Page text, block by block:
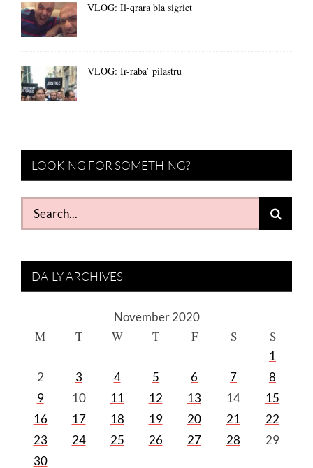
VLOG: Il-qrara bla sigriet
VLOG: Ir-raba’ pilastru
LOOKING FOR SOMETHING?
Search
for:
DAILY ARCHIVES
November 2020
M T W T F S S
1
2
3 4 5 6 7
8
9
10 11 12 13 14
15
16
17 18 19 20 21
22
23
24 25 26 27 28
29
30